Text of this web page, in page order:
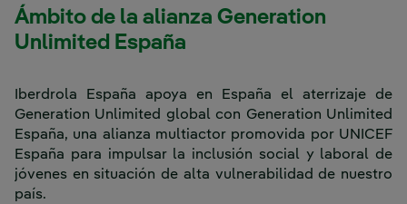
Ámbito de la alianza Generation
Unlimited España
Iberdrola España apoya en España el aterrizaje de
Generation Unlimited global con Generation Unlimited
España, una alianza multiactor promovida por UNICEF
España para impulsar la inclusión social y laboral de
jóvenes en situación de alta vulnerabilidad de nuestro
país.